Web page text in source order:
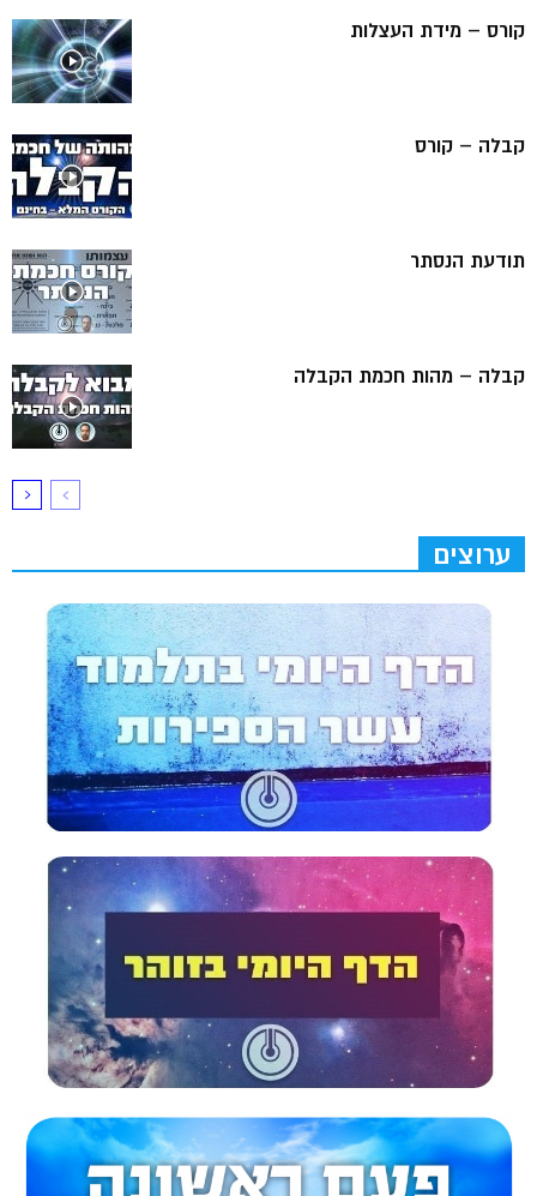
קורס – מידת העצלות
קבלה – קורס
תודעת הנסתר
קבלה – מהות חכמת הקבלה
ערוצים